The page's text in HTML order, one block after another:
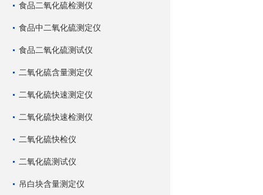
食品二氧化硫检测仪
食品中二氧化硫测定仪
食品二氧化硫测试仪
二氧化硫含量测定仪
二氧化硫快速测定仪
二氧化硫快速检测仪
二氧化硫快检仪
二氧化硫测试仪
吊白块含量测定仪